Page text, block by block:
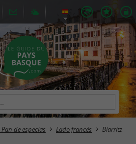
de especias Lado francés Biarritz